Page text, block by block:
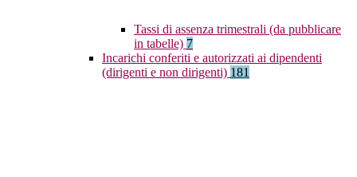
Tassi di assenza trimestrali (da pubblicare
in tabelle) 7
Incarichi conferiti e autorizzati ai dipendenti
(dirigenti e non dirigenti) 181